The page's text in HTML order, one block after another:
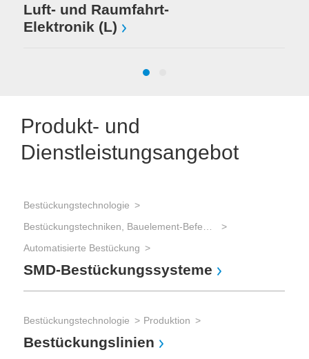
Luft- und Raumfahrt-
Elektronik (L)
Produkt- und
Dienstleistungsangebot
Bestückungstechnologie
Automatisierte Bestückung
SMD-Bestückungssysteme
Bestückungstechnologie Produktion
Bestückungslinien